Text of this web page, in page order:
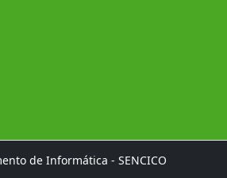
de Informática - SENCICO